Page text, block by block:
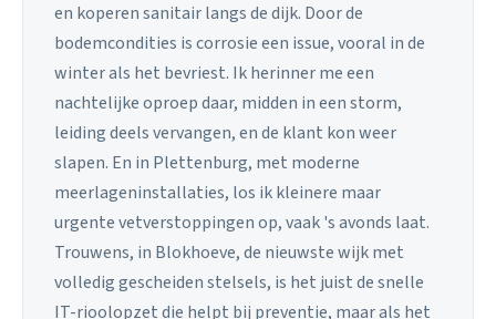
en koperen sanitair langs de dijk. Door de
bodemcondities is corrosie een issue, vooral in de
winter als het bevriest. Ik herinner me een
nachtelijke oproep daar, midden in een storm,
leiding deels vervangen, en de klant kon weer
slapen. En in Plettenburg, met moderne
meerlageninstallaties, los ik kleinere maar
urgente vetverstoppingen op, vaak 's avonds laat.
Trouwens, in Blokhoeve, de nieuwste wijk met
volledig gescheiden stelsels, is het juist de snelle
IT-rioolopzet die helpt bij preventie, maar als het